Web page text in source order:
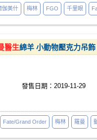
伽美什 梅林 FGO 千里眼
醫生綿羊 小動物壓克力吊飾
發售日期：2019-11-29
Fate/Grand Order 梅林 羅曼